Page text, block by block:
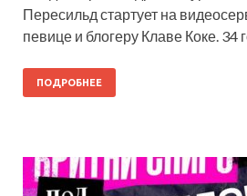
Пересильд стартует на
певице и блогеру Клаве Коке. 34
ПОДРОБНЕЕ